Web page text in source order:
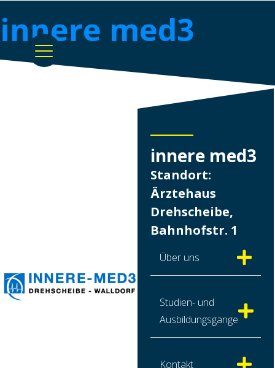
innere med3
innere med3
Standort:
Ärztehaus
Drehscheibe,
Bahnhofstr. 1
Über uns
Studien- und
Ausbildungsgänge
Kontakt